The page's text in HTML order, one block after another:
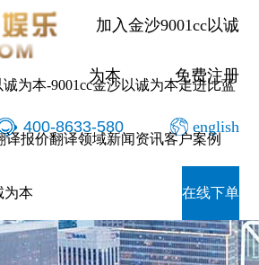
加入金沙9001cc以诚
为本 免费注册
400-8633-580 english
诚为本-9001cc金沙以诚为本走进比蓝
译报价翻译领域新闻资讯客户案例
为本 在线下单